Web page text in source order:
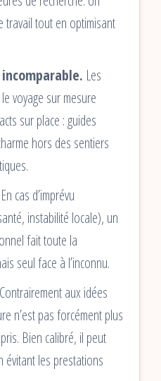
travail tout en optimisant
Les
voyage sur mesure
sur place : guides
hors des sentiers
En cas d’imprévu
instabilité locale), un
fait toute la
seul face à l’inconnu.
Contrairement aux idées
n’est pas forcément plus
Bien calibré, il peut
évitant les prestations